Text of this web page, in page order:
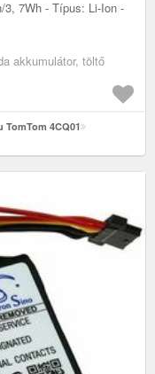
7Wh - Típus: Li-Ion -
akkumulátor, töltő
4CQ01